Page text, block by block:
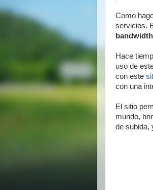
Como
servicios.
Hace
uso de
con este
con una
El sitio
mundo,
de subida,